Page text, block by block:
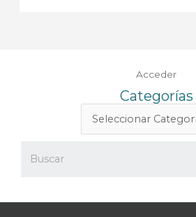
Acceder
Categorías